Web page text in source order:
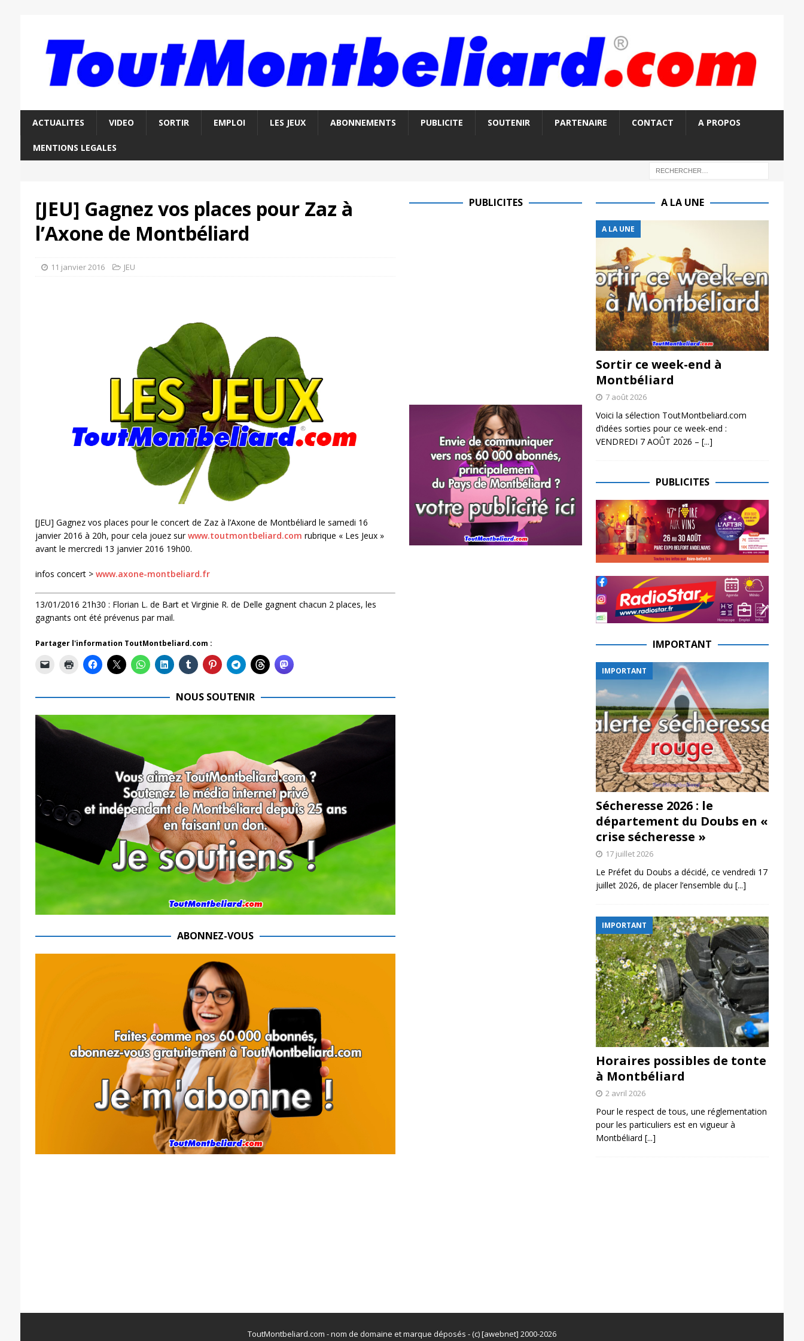
ACTUALITES VIDEO SORTIR EMPLOI LES JEUX ABONNEMENTS PUBLICITE SOUTENIR PARTENAIRE CONTACT A PROPOS
MENTIONS LEGALES
[JEU] Gagnez vos places pour Zaz à
l’Axone de Montbéliard
11 janvier 2016 JEU
[JEU] Gagnez vos places pour le concert de Zaz à l’Axone de Montbéliard le samedi 16
janvier 2016 à 20h, pour cela jouez surwww.toutmontbeliard.com rubrique « Les Jeux »
avant le mercredi 13 janvier 2016 19h00.
infos concert > www.axone-montbeliard.fr
13/01/2016 21h30 : Florian L. de Bart et Virginie R. de Delle gagnent chacun 2 places, les
gagnants ont été prévenus par mail.
Partager l'information ToutMontbeliard.com :
NOUS SOUTENIR
ABONNEZ-VOUS
PUBLICITES A LA UNE
A LA UNE
Sortir ce week-end à
Montbéliard
7 août 2026
Voici la sélection ToutMontbeliard.com
d’idées sorties pour ce week-end :
VENDREDI 7 AOÛT 2026 – [...]
PUBLICITES
IMPORTANT
IMPORTANT
Sécheresse 2026 : le
département du Doubs en «
crise sécheresse »
17 juillet 2026
Le Préfet du Doubs a décidé, ce vendredi 17
juillet 2026, de placer l’ensemble du [...]
IMPORTANT
Horaires possibles de tonte
à Montbéliard
2 avril 2026
Pour le respect de tous, une réglementation
pour les particuliers est en vigueur à
Montbéliard [...]
ToutMontbeliard.com - nom de domaine et marque déposés - (c) [awebnet] 2000-2026